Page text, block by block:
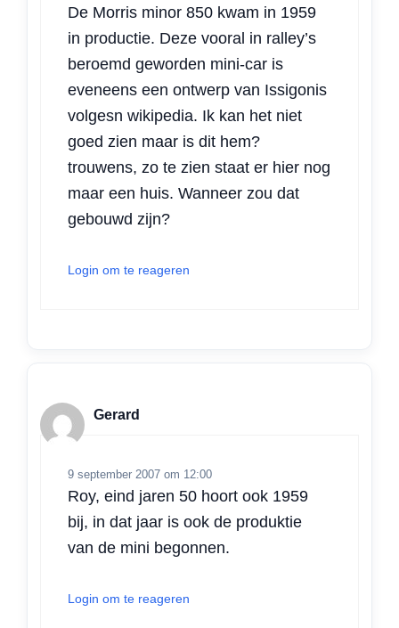
De Morris minor 850 kwam in 1959
in productie. Deze vooral in ralley’s
beroemd geworden mini-car is
eveneens een ontwerp van Issigonis
volgesn wikipedia. Ik kan het niet
goed zien maar is dit hem?
trouwens, zo te zien staat er hier nog
maar een huis. Wanneer zou dat
gebouwd zijn?
Login om te reageren
Gerard
9 september 2007 om 12:00
Roy, eind jaren 50 hoort ook 1959
bij, in dat jaar is ook de produktie
van de mini begonnen.
Login om te reageren